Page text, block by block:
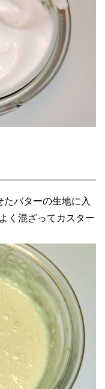
たバターの生地に入
く混ざってカスター